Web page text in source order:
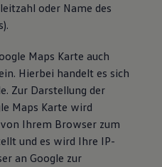
oder Name des
Maps Karte auch
Hierbei handelt es sich
Zur Darstellung der
Maps Karte wird
Ihrem Browser zum
und es wird Ihre IP-
an Google zur